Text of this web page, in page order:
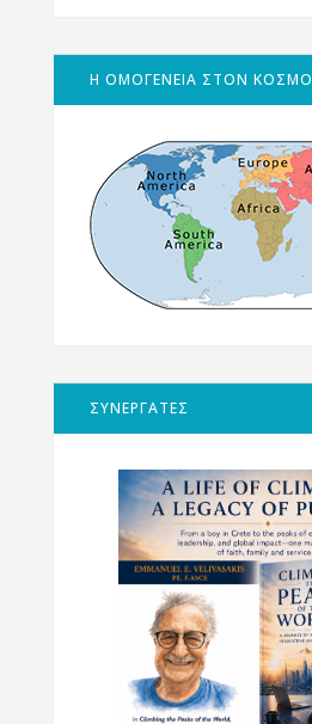
Η ΟΜΟΓΕΝΕΙΑ ΣΤΟΝ ΚΟΣΜΟ
ΣΥΝΕΡΓΑΤΕΣ